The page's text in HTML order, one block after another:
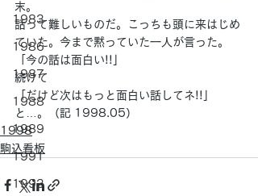
1983
1986
1987
1988
1989
1991
1993
末。
話って難しいものだ。こっちも頭に来はじめ
ていた。今まで黙っていた一人が言った。
「今の話は面白い!!」
続けて
「だけど次はもっと面白い話してネ!!」
と…。（記 1998.05）
1998
駒込看板